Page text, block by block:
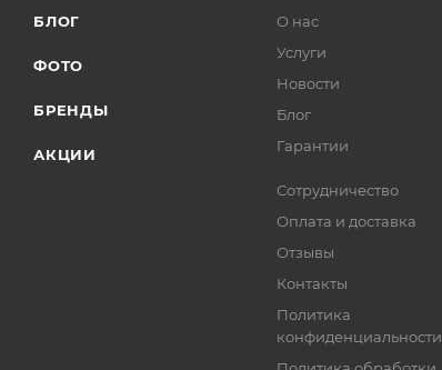
БЛОГ
ФОТО
БРЕНДЫ
АКЦИИ
О нас
Услуги
Новости
Блог
Гарантии
Сотрудничество
Оплата и доставка
Отзывы
Контакты
Политика
конфиденциальности